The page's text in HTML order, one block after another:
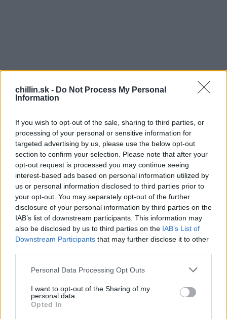
chillin.sk - Do Not Process My Personal
Information
If you wish to opt-out of the sale, sharing to third parties, or
processing of your personal or sensitive information for
targeted advertising by us, please use the below opt-out
section to confirm your selection. Please note that after your
opt-out request is processed you may continue seeing
interest-based ads based on personal information utilized by
us or personal information disclosed to third parties prior to
your opt-out. You may separately opt-out of the further
disclosure of your personal information by third parties on the
IAB’s list of downstream participants. This information may
also be disclosed by us to third parties on the IAB’s List of
Downstream Participants that may further disclose it to other
Personal Data Processing Opt Outs
I want to opt-out of the Sharing of my
personal data.
Opted In
M
ala to byť len obyčajná fotka tehotnej
manželky na pláži, ktorá sa ale zmenila na
niečo úžasné. Angelina Mozer bola v 9.
mesiaci tehotenstva a s manželom sa
rozhodli, že pôjdu na pláž a tam ju vyfotí. Nečakali, čo sa
ale stane. Počas fotenia tehotnej manželky sa do
záberu “nenápadne” vopchal aj skákajúci delfín, ktorý
doslova vyletel z vody a hneď sa do nej aj ponoril. Táto
fotka vyvolala vo svete malú senzáciu. Jednoducho
perfektne načasovaný záber.
via:.littlethings.com
Prvé pokusy, a potom sa stalo toto…viac dole
a
r
c
h
f
o
r